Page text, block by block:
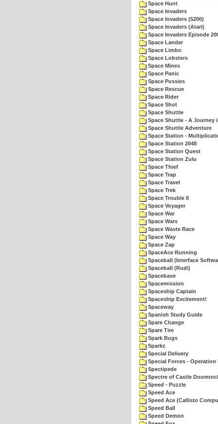
Space Hunt
Space Invaders
Space Invaders (5200)
Space Invaders (Atari)
Space Invaders Episode
Space Lander
Space Limbo
Space Lobsters
Space Mines
Space Panic
Space Pussies
Space Rescue
Space Rider
Space Shot
Space Shuttle
Space Shuttle - A Journey
Space Shuttle Adventure
Space Station -
Space Station 2048
Space Station Quest
Space Station Zulu
Space Thief
Space Trap
Space Travel
Space Trek
Space Trouble II
Space Voyager
Space War
Space Wars
Space Waste Race
Space Way
Space Zap
SpaceAce Running
Spaceball (Interface
Spaceball (Rudi)
Spacebase
Spacemission
Spaceship Captain
Spaceship Excitement!
Spaceway
Spanish Study Guide
Spare Change
Spare Tire
Spark Bugs
Sparkz
Special Delivery
Special Forces - Operation
Spectipede
Spectre of Castle
Speed - Puzzle
Speed Ace
Speed Ace (Callisto
Speed Ball
Speed Demon